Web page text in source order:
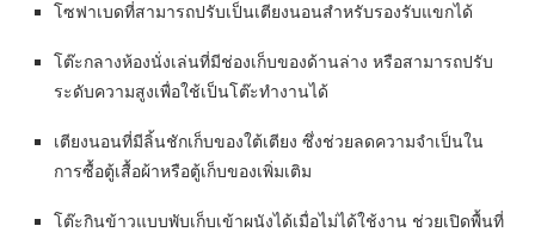
โซฟาเบดที่สามารถปรับเป็นเตียงนอนสำหรับรองรับแขกได้
โต๊ะกลางห้องนั่งเล่นที่มีช่องเก็บของด้านล่าง หรือสามารถปรับ
ระดับความสูงเพื่อใช้เป็นโต๊ะทำงานได้
เตียงนอนที่มีลิ้นชักเก็บของใต้เตียง ซึ่งช่วยลดความจำเป็นใน
การซื้อตู้เสื้อผ้าหรือตู้เก็บของเพิ่มเติม
โต๊ะกินข้าวแบบพับเก็บเข้าผนังได้เมื่อไม่ได้ใช้งาน ช่วยเปิดพื้นที่